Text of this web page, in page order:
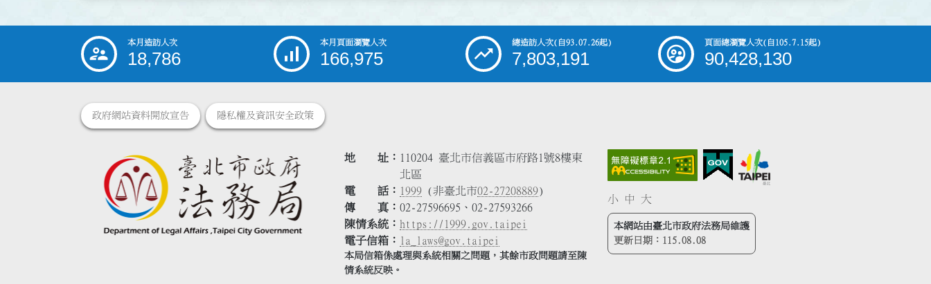
::: 本月造訪人次
18,786
本月頁面瀏覽人次
166,975
總造訪人次(自93.07.26起)
7,803,191
頁面總瀏覽人次(自105.7.15起)
90,428,130
政府網站資料開放宣告 隱私權及資訊安全政策
地 址
110204 臺北市信義區市府路1號8樓東
北區
電 話
1999 (非臺北市02-27208889)
傳 真
02-27596695、02-27593266
陳情系統
https://1999.gov.taipei
電子信箱
la_laws@gov.taipei
本局信箱係處理與系統相關之問題，其餘市政問題請至陳
情系統反映。
小 中 大
本網站由臺北市政府法務局維護
更新日期： 115.08.08